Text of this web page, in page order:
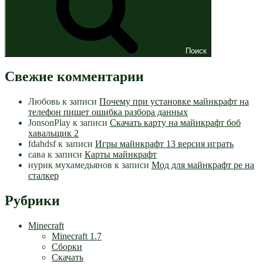
Поиск
Свежие комментарии
Любовь к записи Почему при установке майнкрафт на
телефон пишет ошибка разбора данных
JonsonPlay к записи Скачать карту на майнкрафт боб
хавальщик 2
fdahdsfк записи Игры майнкрафт 13 версия играть
сава к записи Карты майнкрафт
нурик мухамедьянов к записи Мод для майнкрафт pe на
сталкер
Рубрики
Minecraft
Minecraft 1.7
Сборки
Скачать